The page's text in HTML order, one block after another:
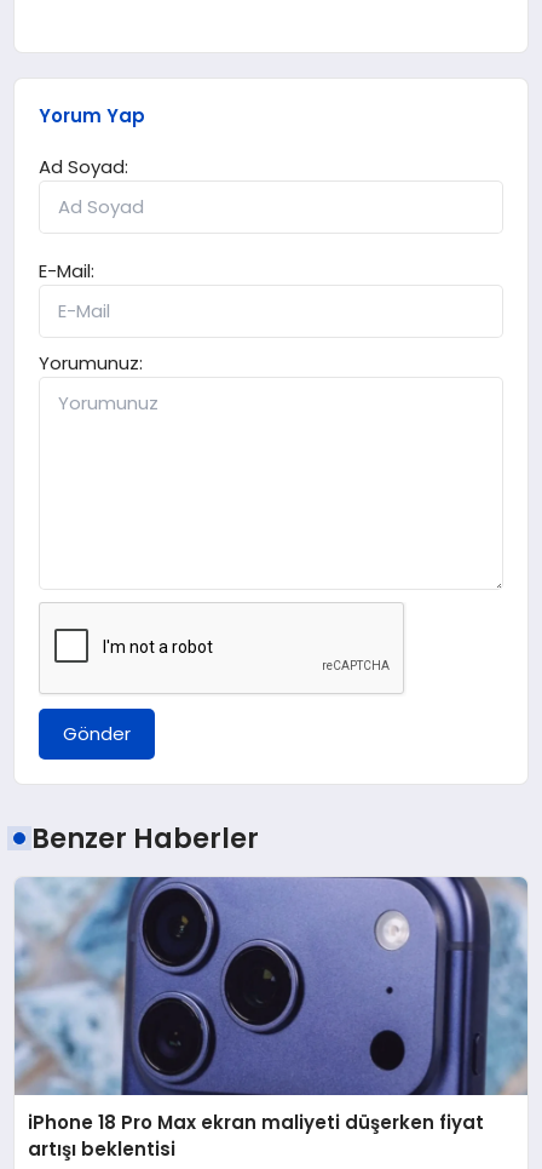
Yorum Yap
Ad Soyad:
E-Mail:
Yorumunuz:
Gönder
Benzer Haberler
iPhone 18 Pro Max ekran maliyeti düşerken fiyat
artışı beklentisi